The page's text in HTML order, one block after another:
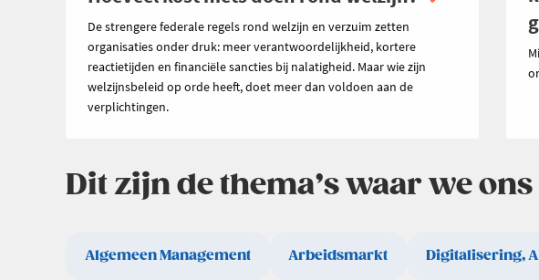
De strengere federale regels rond welzijn en verzuim zetten
organisaties onder druk: meer verantwoordelijkheid, kortere
reactietijden en financiële sancties bij nalatigheid. Maar wie zijn
welzijnsbeleid op orde heeft, doet meer dan voldoen aan de
verplichtingen.
Dit zijn de thema’s waar we
Algemeen Management Arbeidsmarkt Digitalisering,